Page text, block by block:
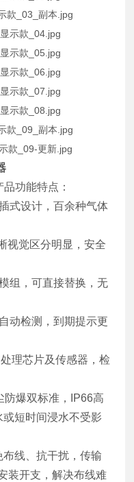
功能特点：
式设计，百余种气体
视觉区分明显，安全
组，可直接替换，无
动检测，到期提示更
理芯片及传感器，检
防爆双标准，IP66高
短时间浸水不受影
线、抗干扰，传输
装开支，解决布线难